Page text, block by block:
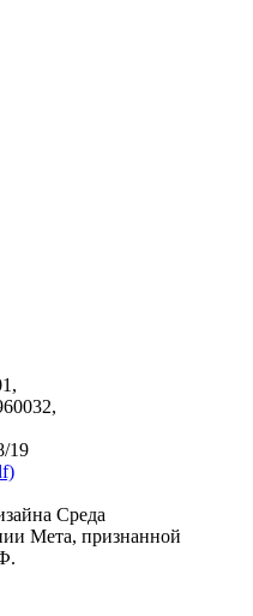
19
Среда
Мета, признанной